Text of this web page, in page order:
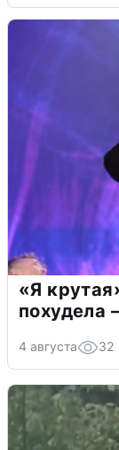
«Я
похудела
4 августа 32